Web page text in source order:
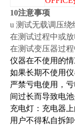
10注意事项
u 测试无载调压
在测试过程中或
在测试变压器过
仪器在不使用的
如果长期不使用
严禁亏电使用，
间过长而导致电
充电灯：充电器
用户不得私自拆